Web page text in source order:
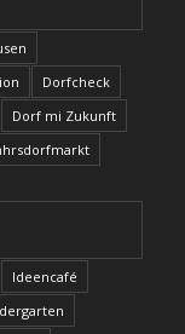
Dorfcheck
Dorf mi Zukunft
Ideencafé